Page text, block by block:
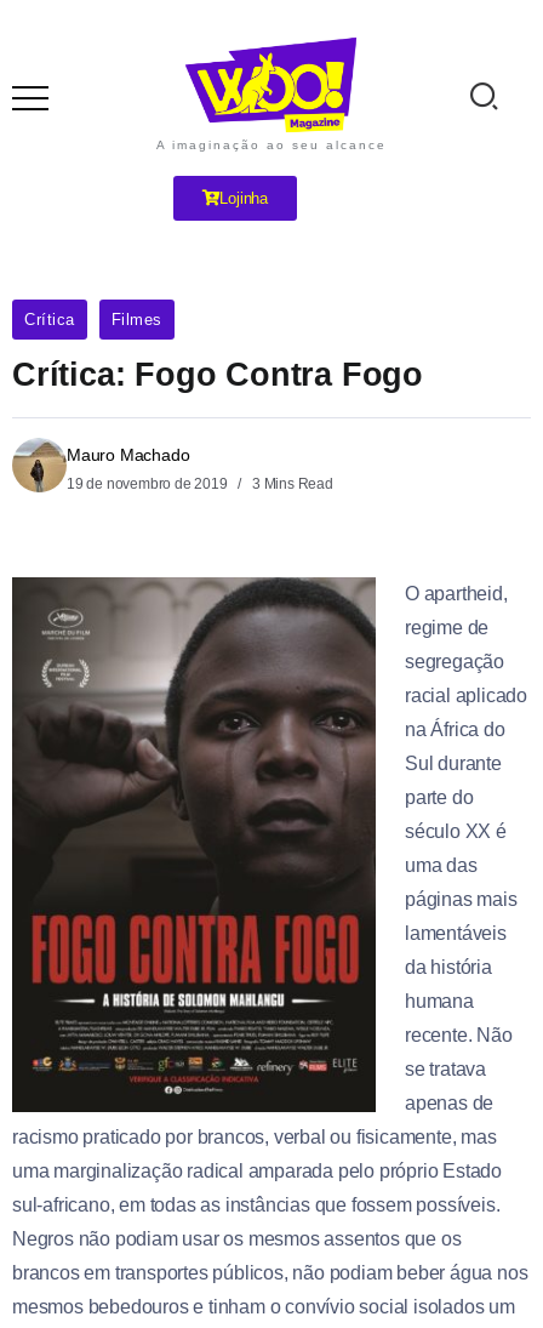
A imaginação ao seu alcance
Lojinha
Crítica Filmes
Crítica: Fogo Contra Fogo
Mauro Machado
19 de novembro de 2019 3 Mins Read
O apartheid,
regime de
segregação
racial aplicado
na África do
Sul durante
parte do
século XX é
uma das
páginas mais
lamentáveis
da história
humana
recente. Não
se tratava
apenas de
racismo praticado por brancos, verbal ou fisicamente, mas
uma marginalização radical amparada pelo próprio Estado
sul-africano, em todas as instâncias que fossem possíveis.
Negros não podiam usar os mesmos assentos que os
brancos em transportes públicos, não podiam beber água nos
mesmos bebedouros e tinham o convívio social isolados um